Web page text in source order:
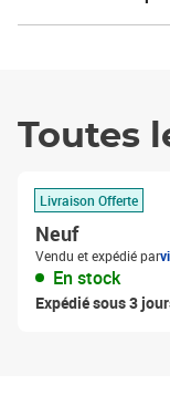
Toutes
Livraison Offerte
Neuf
Vendu et expédié par
En stock
Expédié sous 3